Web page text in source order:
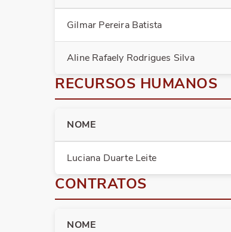
Gilmar Pereira Batista
Aline Rafaely Rodrigues Silva
RECURSOS HUMANOS
NOME
Luciana Duarte Leite
CONTRATOS
NOME